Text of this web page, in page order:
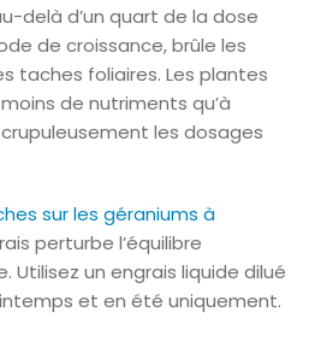
delà d’un quart de la dose
de croissance, brûle les
taches foliaires. Les plantes
de nutriments qu’à
les dosages
sur les géraniums à
perturbe l’équilibre
Utilisez un engrais liquide dilué
et en été uniquement.